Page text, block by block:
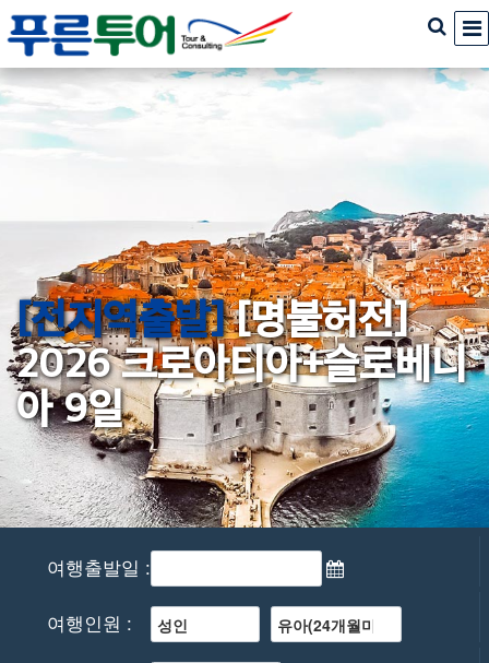
[전지역출발][명불허전]
2026 크로아티아+슬로베니
아 9일
여행출발일 :
여행인원 :